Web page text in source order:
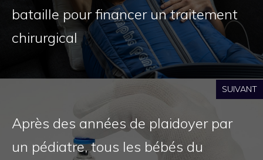
bataille pour financer un traitement
chirurgical
SUIVANT
Après des années de plaidoyer par
un pédiatre, tous les bébés du